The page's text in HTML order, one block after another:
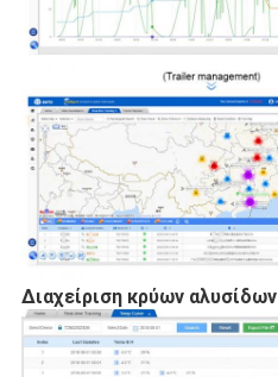
Διαχείριση κρύων αλυσίδων